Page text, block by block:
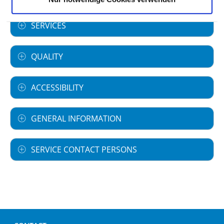
SERVICES
QUALITY
ACCESSIBILITY
GENERAL INFORMATION
SERVICE CONTACT PERSONS